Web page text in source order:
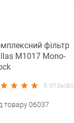
фільтр
М1017 Mono-
6
товару 06037